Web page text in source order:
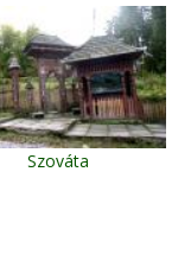
Szováta